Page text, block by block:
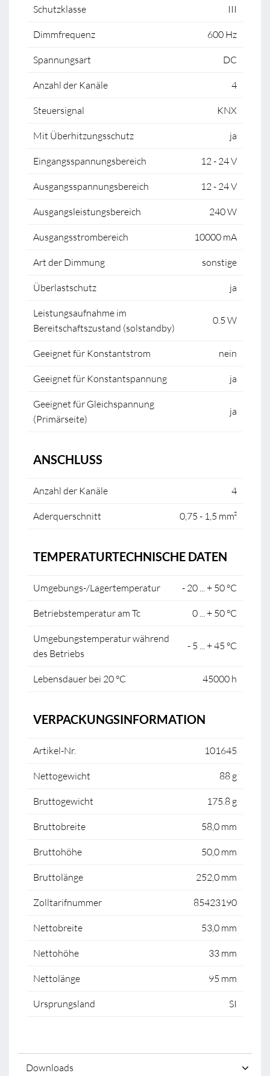
Schutzklasse III
Dimmfrequenz 600 Hz
Spannungsart DC
Anzahl der Kanäle 4
Steuersignal KNX
Mit Überhitzungsschutz ja
Eingangsspannungsbereich 12 - 24 V
Ausgangsspannungsbereich 12 - 24 V
Ausgangsleistungsbereich 240 W
Ausgangsstrombereich 10000 mA
Art der Dimmung sonstige
Überlastschutz ja
Leistungsaufnahme im
Bereitschaftszustand (solstandby)
0.5 W
Geeignet für Konstantstrom nein
Geeignet für Konstantspannung ja
Geeignet für Gleichspannung
(Primärseite)
ja
ANSCHLUSS
Anzahl der Kanäle 4
Aderquerschnitt 0,75 - 1,5 mm²
TEMPERATURTECHNISCHE DATEN
Umgebungs-/Lagertemperatur - 20 ... + 50 °C
Betriebstemperatur am Tc 0 ... + 50 °C
Umgebungstemperatur während
des Betriebs
- 5 ... + 45 °C
Lebensdauer bei 20 °C 45000 h
VERPACKUNGSINFORMATION
Artikel-Nr. 101645
Nettogewicht 88 g
Bruttogewicht 175.8 g
Bruttobreite 58,0 mm
Bruttohöhe 50,0 mm
Bruttolänge 252,0 mm
Zolltarifnummer 85423190
Nettobreite 53,0 mm
Nettohöhe 33 mm
Nettolänge 95 mm
Ursprungsland SI
Downloads